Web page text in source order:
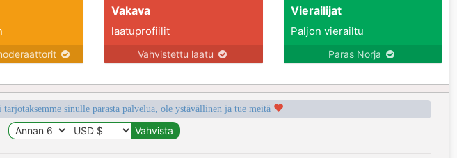
Vakava
laatuprofiilit
Vahvistettu laatu
Vierailijat
Paljon vierailtu
Paras Norja
tarjotaksemme sinulle parasta palvelua, ole ystävällinen ja tue meitä